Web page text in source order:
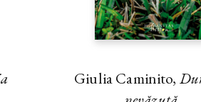
Giulia Caminito,